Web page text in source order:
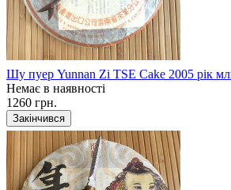
Шу пуер Yunnan Zi TSE Cake 2005 рік
Немає в наявності
1260 грн.
Закінчився